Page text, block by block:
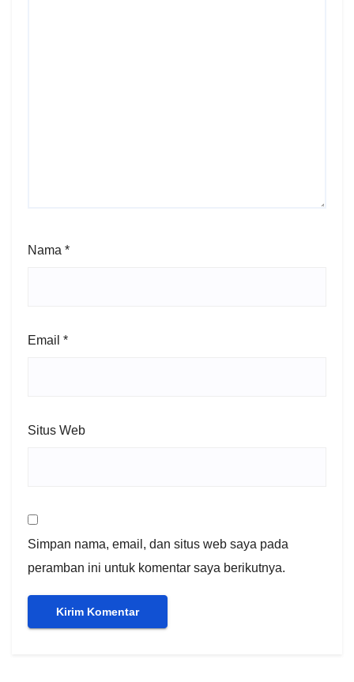
Nama *
Email *
Situs Web
Simpan nama, email, dan situs web saya pada
peramban ini untuk komentar saya berikutnya.